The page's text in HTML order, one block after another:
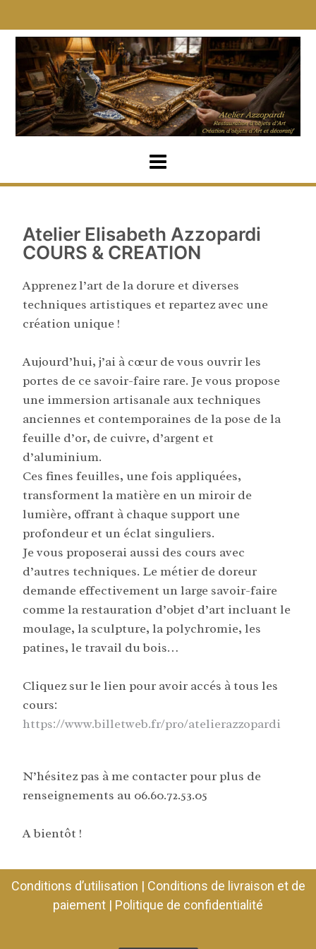
Atelier Elisabeth Azzopardi
COURS & CREATION
Apprenez l’art de la dorure et diverses
techniques artistiques et repartez avec une
création unique !
Aujourd’hui, j’ai à cœur de vous ouvrir les
portes de ce savoir-faire rare. Je vous propose
une immersion artisanale aux techniques
anciennes et contemporaines de la pose de la
feuille d’or, de cuivre, d’argent et
d’aluminium.
Ces fines feuilles, une fois appliquées,
transforment la matière en un miroir de
lumière, offrant à chaque support une
profondeur et un éclat singuliers.
Je vous proposerai aussi des cours avec
d’autres techniques. Le métier de doreur
demande effectivement un large savoir-faire
comme la restauration d’objet d’art incluant le
moulage, la sculpture, la polychromie, les
patines, le travail du bois…
Cliquez sur le lien pour avoir accés à tous les
cours:
https://www.billetweb.fr/pro/atelierazzopardi
N’hésitez pas à me contacter pour plus de
renseignements au 06.60.72.53.05
A bientôt !
Conditions d’utilisation | Conditions de livraison et de
paiement | Politique de confidentialité